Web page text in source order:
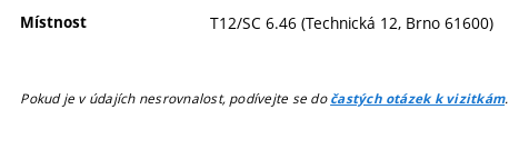
Místnost T12/SC 6.46 (Technická 12, Brno 61600)
Pokud je v údajích nesrovnalost, podívejte se dočastých otázek k vizitkám.